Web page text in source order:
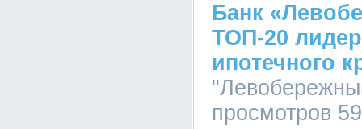
Банк
ТОП-20
ипотечного
просмотров